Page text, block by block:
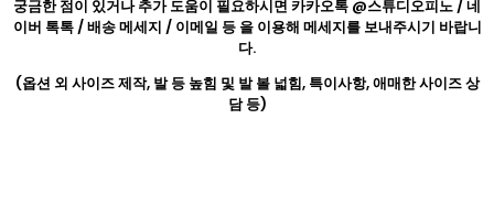
궁금한 점이 있거나 추가 도움이 필요하시면 카카오톡 @스튜디오피노 / 네
이버 톡톡 / 배송 메세지 / 이메일 등 을 이용해 메세지를 보내주시기 바랍니
다.
(옵션 외 사이즈 제작, 발 등 높힘 및 발 볼 넓힘, 특이사항, 애매한 사이즈 상
담 등)